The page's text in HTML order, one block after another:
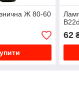
Ж 80-60
62